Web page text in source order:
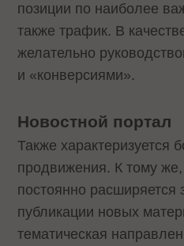
позиции по наиболее
также трафик. В
желательно
и «конверсиями».
Новостной портал
Также
продвижения. К тому же,
постоянно расширяется
публикации новых
тематическая